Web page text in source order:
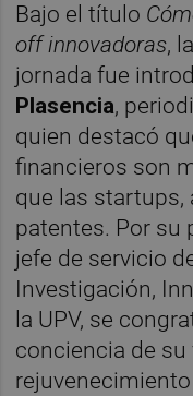
Bajo el título
off innovadoras,
jornada fue
Plasencia,
quien destacó
financieros son
que las startups,
patentes. Por su
jefe de servicio
Investigación,
la UPV, se
conciencia de